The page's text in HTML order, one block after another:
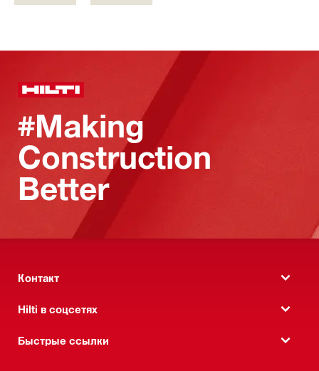
#Making
Construction
Better
Контакт
Hilti в соцсетях
Быстрые ссылки